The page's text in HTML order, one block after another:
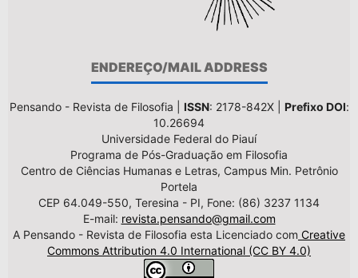
ENDEREÇO/MAIL ADDRESS
Pensando - Revista de Filosofia | ISSN: 2178-842X | Prefixo DOI:
10.26694
Universidade Federal do Piauí
Programa de Pós-Graduação em Filosofia
Centro de Ciências Humanas e Letras, Campus Min. Petrônio
Portela
CEP 64.049-550, Teresina - PI, Fone: (86) 3237 1134
E-mail: revista.pensando@gmail.com
A Pensando - Revista de Filosofia esta Licenciado com Creative
Commons Attribution 4.0 International (CC BY 4.0)